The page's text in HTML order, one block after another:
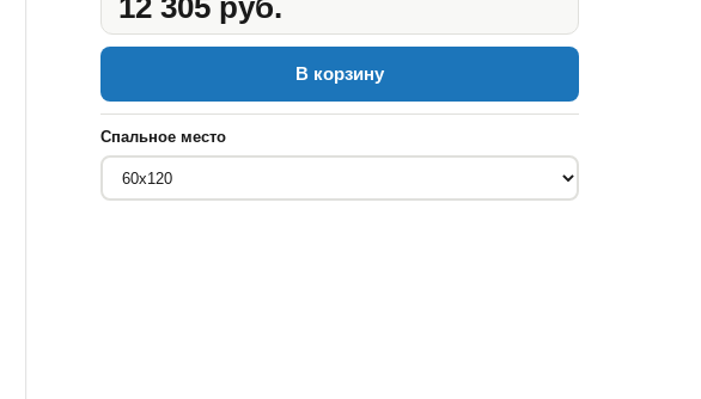
12 305 руб.
В корзину
Спальное место